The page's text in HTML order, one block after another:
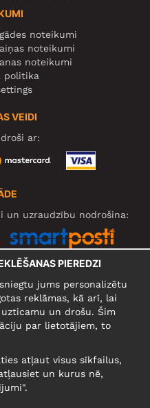
noteikumi
noteikumi
noteikumi
politika
VEIDI
ar:
un uzraudzību nodrošina:
10117 Tallinn
PIEREDZI
jums personalizētu
reklāmas, kā arī, lai
un drošu. Šim
par lietotājiem, to
atļaut visus sīkfailus,
un kurus nē,